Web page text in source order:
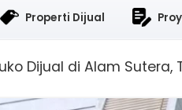
Properti Dijual
Dijual di Alam